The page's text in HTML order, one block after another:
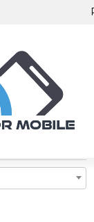
vāciņi,